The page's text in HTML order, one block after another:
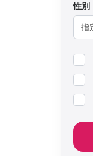
性別